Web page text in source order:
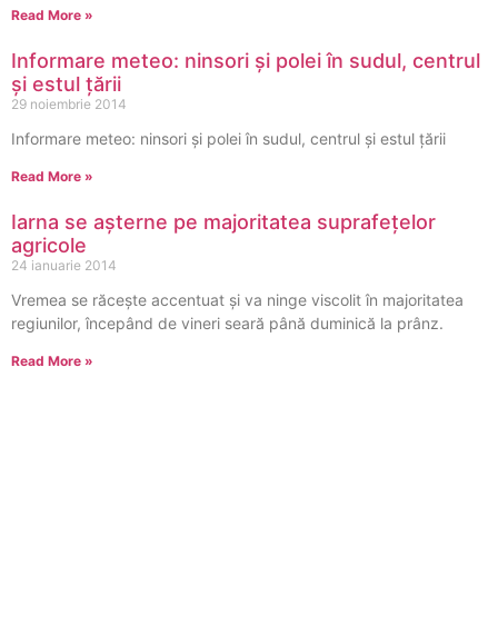
Read More »
Informare meteo: ninsori și polei în sudul, centrul
şi estul ţării
29 noiembrie 2014
Informare meteo: ninsori și polei în sudul, centrul şi estul ţării
Read More »
Iarna se aşterne pe majoritatea suprafeţelor
agricole
24 ianuarie 2014
Vremea se răceşte accentuat şi va ninge viscolit în majoritatea
regiunilor, începând de vineri seară până duminică la prânz.
Read More »